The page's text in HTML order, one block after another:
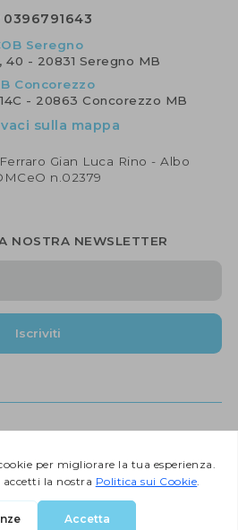
0396791643
Seregno
40 - 20831 Seregno MB
Concorezzo
- 20863 Concorezzo MB
sulla mappa
Gian Luca Rino - Albo
n.02379
NOSTRA NEWSLETTER
Iscriviti
| Developed by CodeByte Srl.| All
|Cookie Policy